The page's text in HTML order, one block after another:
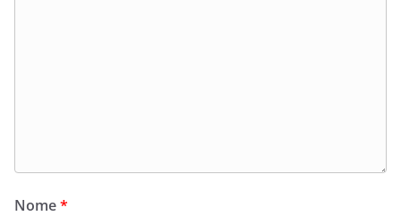
Nome*